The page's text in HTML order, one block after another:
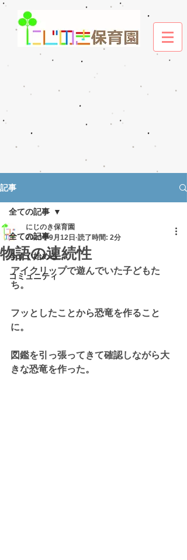
記事
全ての記事
今すぐ始める
コミュニティ
全ての記事
物語の連続性
にじのき保育園
2023年9月12日 読了時間: 2分
アイクリップで遊んでいた子どもた
ち。
フッとしたことから恐竜を作ること
に。
図鑑を引っ張ってきて確認しながら大
きな恐竜を作った。